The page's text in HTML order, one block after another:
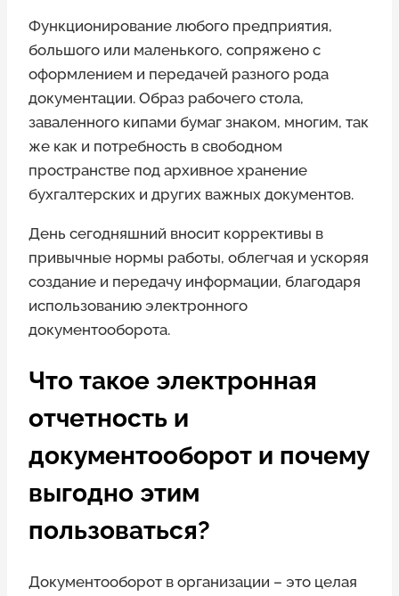
Функционирование любого предприятия,
большого или маленького, сопряжено с
оформлением и передачей разного рода
документации. Образ рабочего стола,
заваленного кипами бумаг знаком, многим, так
же как и потребность в свободном
пространстве под архивное хранение
бухгалтерских и других важных документов.
День сегодняшний вносит коррективы в
привычные нормы работы, облегчая и ускоряя
создание и передачу информации, благодаря
использованию электронного
документооборота.
Что такое электронная
отчетность и
документооборот и почему
выгодно этим
пользоваться?
Документооборот в организации – это целая